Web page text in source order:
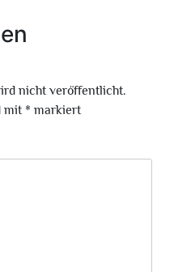
nicht veröffentlicht.
mit * markiert